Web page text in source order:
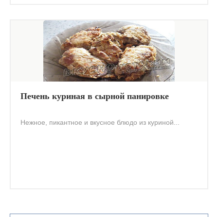
Печень куриная в сырной панировке
Нежное, пикантное и вкусное блюдо из куриной...